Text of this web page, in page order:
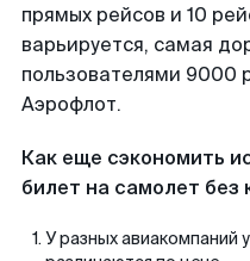
прямых рейсов и 10
варьируется, самая
пользователями 9000
Аэрофлот.
Как еще сэкономить
билет на самолет без
У разных авиакомпаний